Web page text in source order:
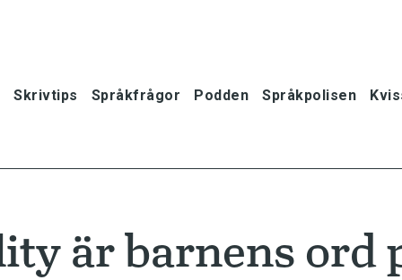
Skrivtips Språkfrågor Podden Språkpolisen
är barnens ord